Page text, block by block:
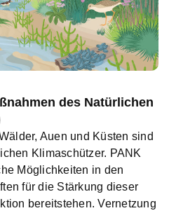
des Natürlichen
Auen und Küsten sind
Klimaschützer. PANK
Möglichkeiten in den
für die Stärkung dieser
bereitstehen. Vernetzung